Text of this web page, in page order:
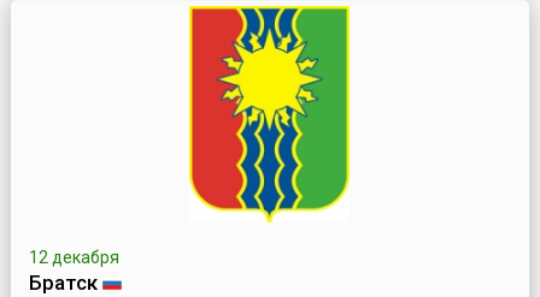
12 декабря
Братск